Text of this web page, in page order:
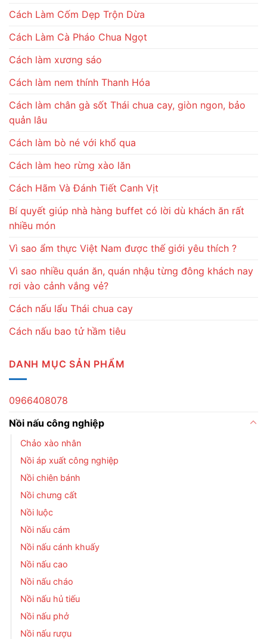
Cách Làm Cốm Dẹp Trộn Dừa
Cách Làm Cà Pháo Chua Ngọt
Cách làm xương sáo
Cách làm nem thính Thanh Hóa
Cách làm chân gà sốt Thái chua cay, giòn ngon, bảo
quản lâu
Cách làm bò né với khổ qua
Cách làm heo rừng xào lăn
Cách Hãm Và Đánh Tiết Canh Vịt
Bí quyết giúp nhà hàng buffet có lời dù khách ăn rất
nhiều món
Vì sao ẩm thực Việt Nam được thế giới yêu thích ?
Vì sao nhiều quán ăn, quán nhậu từng đông khách nay
rơi vào cảnh vắng vẻ?
Cách nấu lẩu Thái chua cay
Cách nấu bao tử hầm tiêu
DANH MỤC SẢN PHẨM
0966408078
Nồi nấu công nghiệp
Chảo xào nhân
Nồi áp xuất công nghiệp
Nồi chiên bánh
Nồi chưng cất
Nồi luộc
Nồi nấu cám
Nồi nấu cánh khuấy
Nồi nấu cao
Nồi nấu cháo
Nồi nấu hủ tiếu
Nồi nấu phở
Nồi nấu rượu